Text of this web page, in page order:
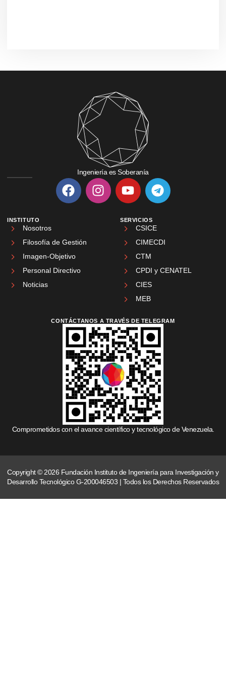
Ingeniería es Soberanía
INSTITUTO
Nosotros
Filosofía de Gestión
Imagen-Objetivo
Personal Directivo
Noticias
SERVICIOS
CSICE
CIMECDI
CTM
CPDI y CENATEL
CIES
MEB
CONTÁCTANOS A TRAVÉS DE TELEGRAM
Comprometidos con el avance científico y tecnológico de Venezuela.
Copyright © 2026 Fundación Instituto de Ingeniería para Investigación y
Desarrollo Tecnológico G-200046503 | Todos los Derechos Reservados